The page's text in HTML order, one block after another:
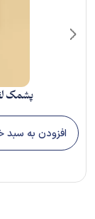
پشمک
افزودن به سبد